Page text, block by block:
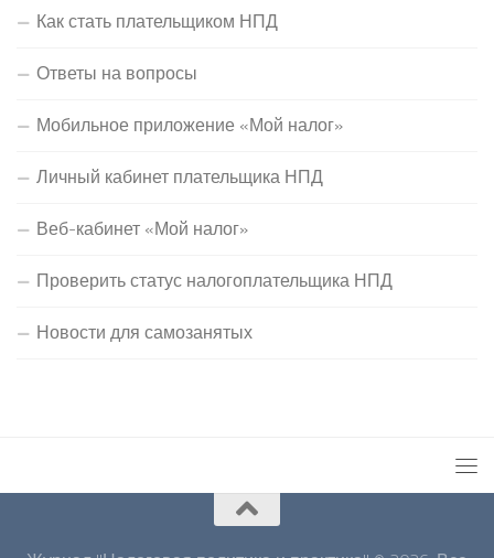
Как стать плательщиком НПД
Ответы на вопросы
Мобильное приложение «Мой налог»
Личный кабинет плательщика НПД
Веб-кабинет «Мой налог»
Проверить статус налогоплательщика НПД
Новости для самозанятых